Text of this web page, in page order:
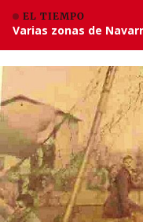
EL TIEMPO
Varias zonas de